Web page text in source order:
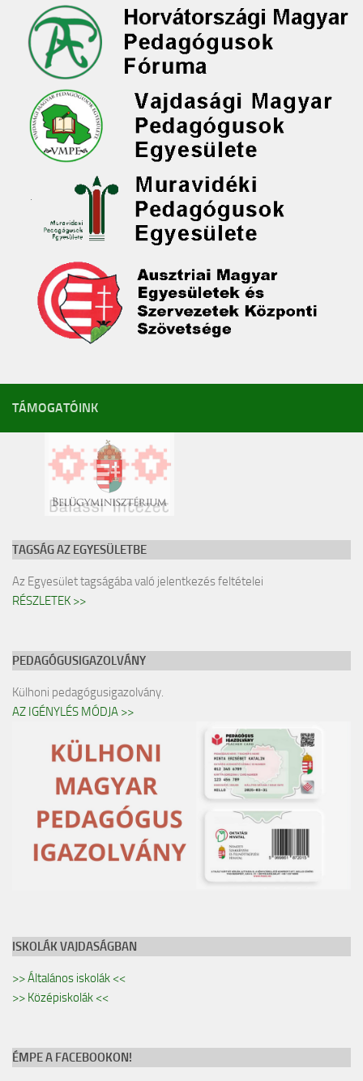
TÁMOGATÓINK
TAGSÁG AZ EGYESÜLETBE
Az Egyesület tagságába való jelentkezés feltételei
RÉSZLETEK >>
PEDAGÓGUSIGAZOLVÁNY
Külhoni pedagógusigazolvány.
AZ IGÉNYLÉS MÓDJA >>
ISKOLÁK VAJDASÁGBAN
>> Általános iskolák <<
>> Középiskolák <<
ÉMPE A FACEBOOKON!